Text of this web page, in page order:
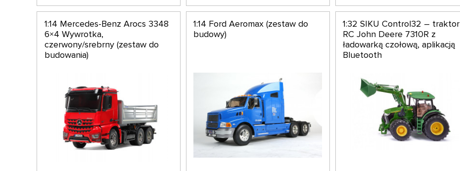
1:14 Mercedes-Benz Arocs 3348
6×4 Wywrotka,
czerwony/srebrny (zestaw do
budowania)
1:14 Ford Aeromax (zestaw do
budowy)
1:32 SIKU Control32 – traktor
RC John Deere 7310R z
ładowarką czołową, aplikacją
Bluetooth